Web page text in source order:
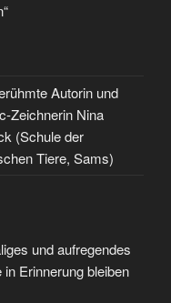
Autorin und
Zeichnerin Nina
(Schule der
Tiere, Sams)
und aufregendes
Erinnerung bleiben